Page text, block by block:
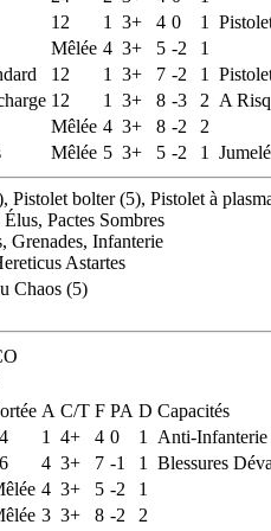
12 1 3+ 4 0 1
Mêlée 4 3+ 5 -2
1
12 1 3+ 7 -2 1
12 1 3+ 8 -3 2 A
Mêlée 4 3+ 8 -2
2
Mêlée 5 3+ 5 -2 1 Jumelé
bolter (5), Pistolet à
Pactes Sombres
Grenades, Infanterie
Astartes
Chaos (5)
A C/T F PA D Capacités
1 4+ 4 0 1
Anti-Infanterie
4 3+ 7 -1 1
Blessures
4 3+ 5 -2
1
3 3+ 8 -2
2